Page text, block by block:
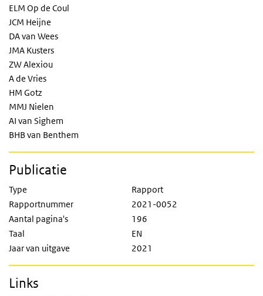
ELM Op de Coul
JCM Heijne
DA van Wees
JMA Kusters
ZW Alexiou
A de Vries
HM Gotz
MMJ Nielen
AI van Sighem
BHB van Benthem
Publicatie
Type
Rapport
Rapportnummer
2021-0052
Aantal pagina's
196
Taal
EN
Jaar van uitgave
2021
Links